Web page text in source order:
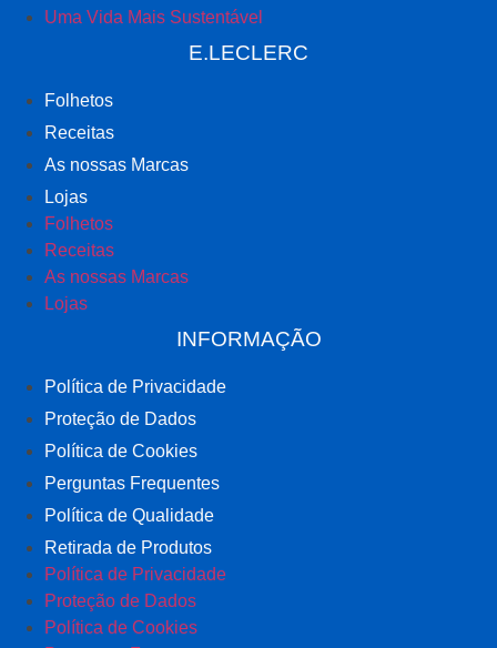
Uma Vida Mais Sustentável
E.LECLERC
Folhetos
Receitas
As nossas Marcas
Lojas
Folhetos
Receitas
As nossas Marcas
Lojas
INFORMAÇÃO
Política de Privacidade
Proteção de Dados
Política de Cookies
Perguntas Frequentes
Política de Qualidade
Retirada de Produtos
Política de Privacidade
Proteção de Dados
Política de Cookies